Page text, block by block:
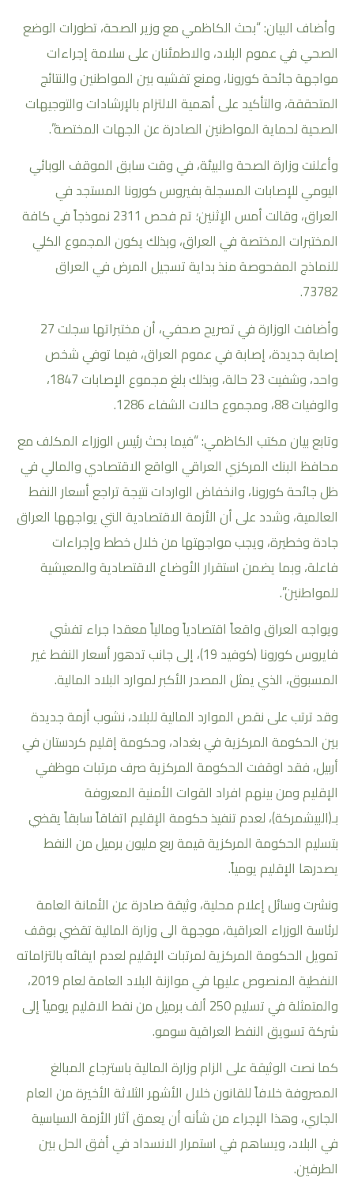
وأضاف البيان: “بحث الكاظمي مع وزير الصحة، تطورات الوضع
الصحي في عموم البلاد، والاطمئنان على سلامة إجراءات
مواجهة جائحة كورونا، ومنع تفشيه بين المواطنين والنتائج
المتحققة، والتأكيد على أهمية الالتزام بالإرشادات والتوجيهات
الصحية لحماية المواطنين الصادرة عن الجهات المختصة”.
وأعلنت وزارة الصحة والبيئة، في وقت سابق الموقف الوبائي
اليومي للإصابات المسجلة بفيروس كورونا المستجد في
العراق، وقالت أمس الإثنين؛ تم فحص 2311 نموذجاً في كافة
المختبرات المختصة في العراق، وبذلك يكون المجموع الكلي
للنماذج المفحوصة منذ بداية تسجيل المرض في العراق
73782.
وأضافت الوزارة في تصريح صحفي، أن مختبراتها سجلت 27
إصابة جديدة، إصابة في عموم العراق، فيما توفي شخص
واحد، وشفيت 23 حالة، وبذلك بلغ مجموع الإصابات 1847،
والوفيات 88، ومجموع حالات الشفاء 1286.
وتابع بيان مكتب الكاظمي: “فيما بحث رئيس الوزراء المكلف مع
محافظ البنك المركزي العراقي الواقع الاقتصادي والمالي في
ظل جائحة كورونا، وانخفاض الواردات نتيجة تراجع أسعار النفط
العالمية، وشدد على أن الأزمة الاقتصادية التي يواجهها العراق
جادة وخطيرة، ويجب مواجهتها من خلال خطط وإجراءات
فاعلة، وبما يضمن استقرار الأوضاع الاقتصادية والمعيشية
للمواطنين”.
ويواجه العراق واقعاً اقتصادياً ومالياً معقدا جراء تفشي
فايروس كورونا (كوفيد 19)، إلى جانب تدهور أسعار النفط غير
المسبوق، الذي يمثل المصدر الأكبر لموارد البلاد المالية.
وقد ترتب على نقص الموارد المالية للبلاد، نشوب أزمة جديدة
بين الحكومة المركزية في بغداد، وحكومة إقليم كردستان في
أربيل، فقد اوقفت الحكومة المركزية صرف مرتبات موظفي
الإقليم ومن بينهم افراد القوات الأمنية المعروفة
بـ(البيشمركة)، لعدم تنفيذ حكومة الإقليم اتفاقاً سابقاً يقضي
بتسليم الحكومة المركزية قيمة ربع مليون برميل من النفط
يصدرها الإقليم يومياً.
ونشرت وسائل إعلام محلية، وثيقة صادرة عن الأمانة العامة
لرئاسة الوزراء العراقية، موجهة الى وزارة المالية تقضي بوقف
تمويل الحكومة المركزية لمرتبات الإقليم لعدم ايفائه بالتزاماته
النفطية المنصوص عليها في موازنة البلاد العامة لعام 2019،
والمتمثلة في تسليم 250 ألف برميل من نفط الاقليم يومياً إلى
شركة تسويق النفط العراقية سومو.
كما نصت الوثيقة على الزام وزارة المالية باسترجاع المبالغ
المصروفة خلافاً للقانون خلال الأشهر الثلاثة الأخيرة من العام
الجاري، وهذا الإجراء من شأنه أن يعمق آثار الأزمة السياسية
في البلاد، ويساهم في استمرار الانسداد في أفق الحل بين
الطرفين.